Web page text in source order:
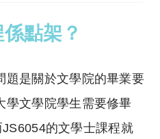
點架？
題是關於文學院的畢業要
學文學院學生需要修畢
的文學士課程就